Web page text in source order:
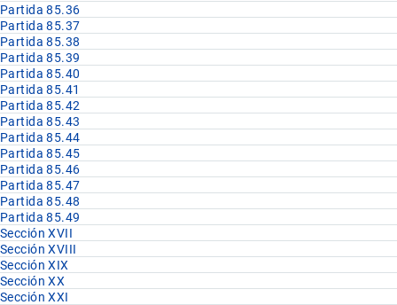
Partida 85.36
Partida 85.37
Partida 85.38
Partida 85.39
Partida 85.40
Partida 85.41
Partida 85.42
Partida 85.43
Partida 85.44
Partida 85.45
Partida 85.46
Partida 85.47
Partida 85.48
Partida 85.49
Sección XVII
Sección XVIII
Sección XIX
Sección XX
Sección XXI